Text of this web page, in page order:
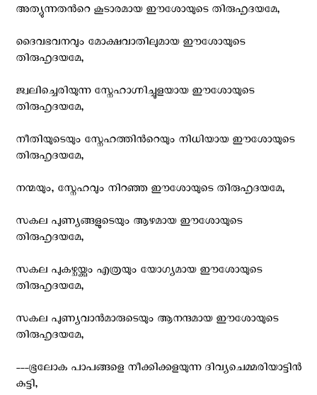
അത്യുന്നതന്‍റെ കൂടാരമായ ഈശോയുടെ തിരുഹൃദയമേ,
ദൈവഭവനവും മോക്ഷവാതിലുമായ ഈശോയുടെ
തിരുഹൃദയമേ,
ജ്വലിച്ചെരിയുന്ന സ്നേഹാഗ്നിച്ചൂളയായ ഈശോയുടെ
തിരുഹൃദയമേ,
നീതിയുടെയും സ്നേഹത്തിന്‍റെയും നിധിയായ ഈശോയുടെ
തിരുഹൃദയമേ,
നന്മയും, സ്നേഹവും നിറഞ്ഞ ഈശോയുടെ തിരുഹൃദയമേ,
സകല പുണ്യങ്ങളുടെയും ആഴമായ ഈശോയുടെ
തിരുഹൃദയമേ,
സകല‍ പുകഴ്ചയ്ക്കും എത്രയും യോഗ്യമായ ഈശോയുടെ
തിരുഹൃദയമേ,
സകല പുണ്യവാന്‍മാരുടെയും ആനന്ദമായ ഈശോയുടെ
തിരുഹൃദയമേ,
---ഭൂലോക പാപങ്ങളെ നീക്കിക്കളയുന്ന ദിവ്യചെമ്മരിയാട്ടിന്‍
കുട്ടി,